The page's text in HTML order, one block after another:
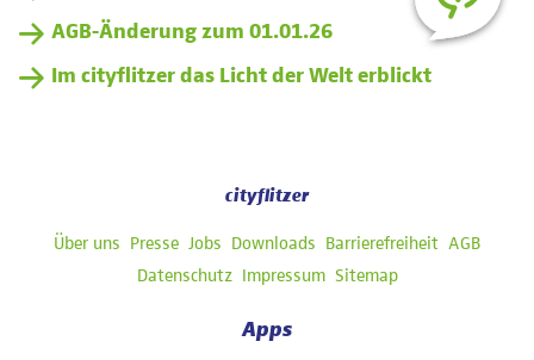
AGB-Änderung zum 01.01.26
Im cityflitzer das Licht der Welt erblickt
cityflitzer
Navigation
überspringen
Über uns Presse Jobs Downloads Barrierefreiheit AGB
Datenschutz
Impressum Sitemap
Apps